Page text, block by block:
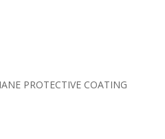
PROTECTIVE COATING